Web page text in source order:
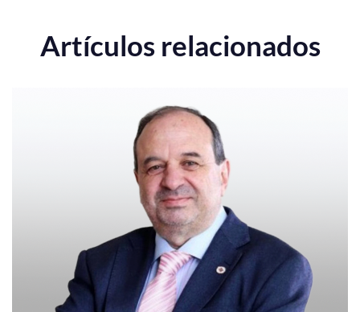
Artículos relacionados